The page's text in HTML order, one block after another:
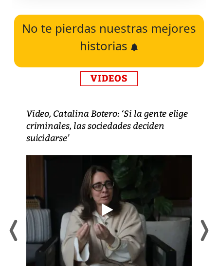
No te pierdas nuestras mejores
historias
VIDEOS
Video, Catalina Botero: ‘Si la gente elige
criminales, las sociedades deciden
suicidarse’